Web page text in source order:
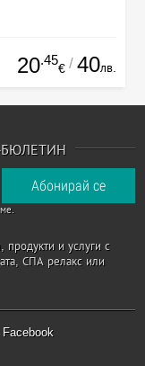
20.45
€ / 40лв.
БЮЛЕТИН
продукти и услуги с
СПА релакс или
Facebook